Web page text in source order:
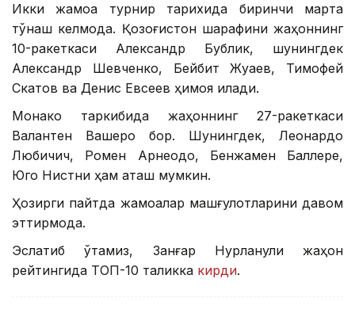
Икки жамоа турнир тарихида биринчи марта
тўқнаш келмоқда. Қозоғистон шарафини жаҳоннинг
10-ракеткаси Александр Бублик, шунингдек
Александр Шевченко, Бейбит Жуқаев, Тимофей
Скатов ва Денис Евсеев ҳимоя қилади.
Монако таркибида жаҳоннинг 27-ракеткаси
Валантен Вашеро бор. Шунингдек, Леонардо
Любичич, Ромен Арнеодо, Бенжамен Баллере,
Юго Нистни ҳам аташ мумкин.
Ҳозирги пайтда жамоалар машғулотларини давом
эттирмоқда.
Эслатиб ўтамиз, Занғар Нурланули жаҳон
рейтингида ТОП-10 таликка кирди.